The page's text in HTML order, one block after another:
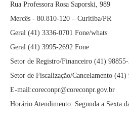
Rua Professora Rosa Saporski, 989
Mercês - 80.810-120 – Curitiba/PR
Geral (41) 3336-0701 Fone/whats
Geral (41) 3995-2692 Fone
Setor de Registro/Financeiro (41)
Setor de Fiscalização/Cancelamento
E-mail:coreconpr@coreconpr.gov.br
Horário Atendimento: Segunda a Sexta